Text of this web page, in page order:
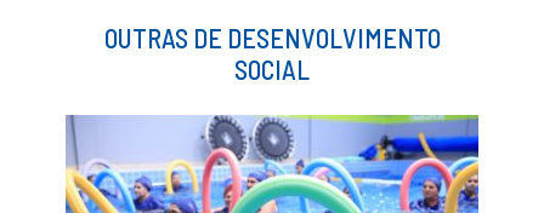
OUTRAS DE DESENVOLVIMENTO
SOCIAL